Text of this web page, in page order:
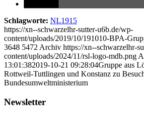
Schlagworte: NL1915
https://xn--schwarzelhr-sutter-u6b.de/wp-
content/uploads/2019/10/191010-BPA-
3648 5472 Archiv https://xn--schwarzelhr-
content/uploads/2024/11/rsl-logo-mdb.png
13:01:382019-10-21 09:28:04Gruppe aus
Rottweil-Tuttlingen und Konstanz zu
Bundesumweltministerium
Newsletter